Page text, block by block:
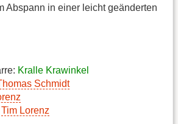
Abspann in einer leicht geänderten
Kralle Krawinkel
Schmidt
Tim Lorenz